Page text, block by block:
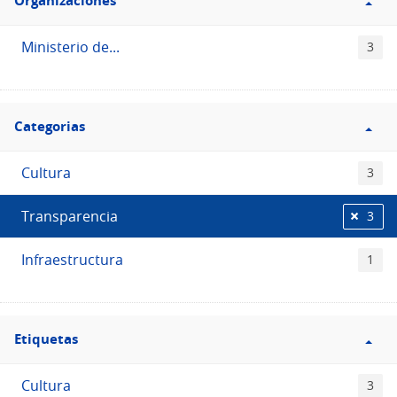
Organizaciones
Ministerio de... 3
Filtro
Categorias
Categorias
Cultura 3
Transparencia 3
Infraestructura 1
Filtro
Etiquetas
Etiquetas
Cultura 3